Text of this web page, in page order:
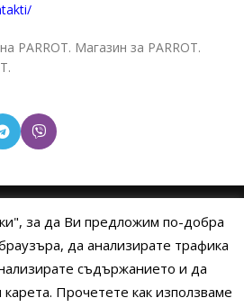
PARROT. Магазин за PARROT.
УСЛОВИЯ И ПРАВИЛА
ПОЛИТИКА ЗА ПОВЕРИТЕЛНОСТ
за да Ви предложим по-добра
да анализирате трафика
съдържанието и да
Прочетете как използваме